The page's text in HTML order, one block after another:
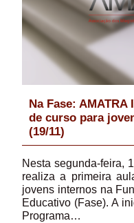
Na Fase:
de curso para
(19/11)
Nesta segunda-feira,
realiza a primeira
jovens internos na
Educativo (Fase). A
Programa…